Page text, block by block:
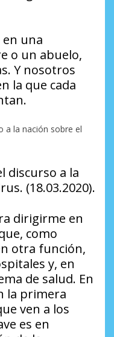
una
o un abuelo,
Y nosotros
la que cada
discurso a la
(18.03.2020).
dirigirme en
como
otra función,
y, en
de salud. En
la primera
ven a los
es en